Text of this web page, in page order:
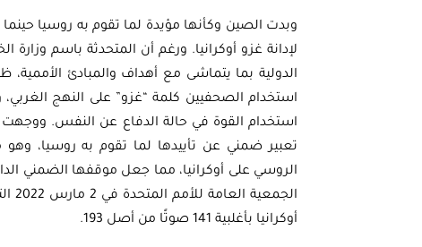
وبدت الصين وكأنها مؤيدة لما تقوم به روسيا
لإدانة غزو أوكرانيا. ورغم أن المتحدثة باسم
الدولية بما يتماشى مع أهداف والمبادئ
استخدام الصحفيين كلمة “غزو” على النهج
استخدام القوة في حالة الدفاع عن النفس. ووجهت
تعبير ضمني عن تأييدها لما تقوم به روسيا،
الروسي على أوكرانيا، مما جعل موقفها الضمني
أوكرانيا بأغلبية 141 صوتًا من أصل 193.